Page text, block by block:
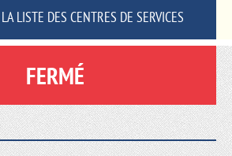
LISTE DES CENTRES DE SERVICES
FERMÉ